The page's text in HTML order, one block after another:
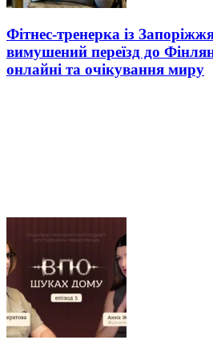
Фітнес-тренерка із
вимушений переїзд до
онлайні та очікування миру